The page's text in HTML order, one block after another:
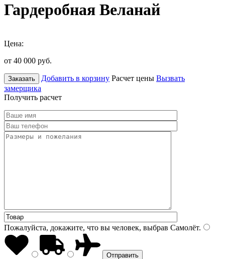
Гардеробная Веланай
Цена:
от 40 000 руб.
Заказать Добавить в корзину Расчет цены Вызвать
замерщика
Получить расчет
Пожалуйста, докажите, что вы человек, выбрав Самолёт.